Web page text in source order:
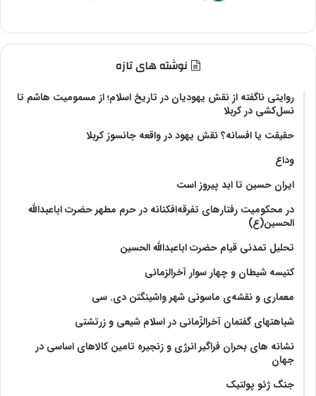
نوشته های تازه
روایتی ناگفته از نقش یهودیان در تاریخ اسلام؛ از مسمومیت هاشم تا
نسل‌کشی در کربلا
حقیقت یا افسانه؟‌ نقش یهود در واقعه جانسوز کربلا
وداع
ایران حسین تا ابد پیروز است
در محکومیت رفتارهای تفرقه‌افکنانه در حرم مطهر حضرت اباعبدالله
الحسین(ع)
تحلیل تمدنی قیام حضرت اباعبدالله الحسین
کنیسه شیطان و چهار سوار آخرالزمانی
معماری و نقشه‌ی ماسونی شهر واشينگتن دی. سی
شباهتهای گفتمان آخر‌الزّمانی در اسلام شیعی و زرتشتی
نشانه های بحران فراگیر انرژی و زنجیره تامین کالاهای اساسی در
جهان
جنگ ژئو پولتیک